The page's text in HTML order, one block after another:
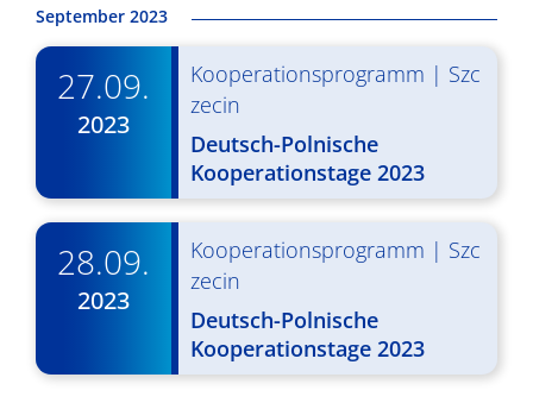
S
u
e
u
n
A
h
t
N
a
g
September 2023
27.09.
2023
Kooperationsprogramm | Szc
zecin
Deutsch-Polnische
Kooperationstage 2023
28.09.
2023
Kooperationsprogramm | Szc
zecin
Deutsch-Polnische
Kooperationstage 2023